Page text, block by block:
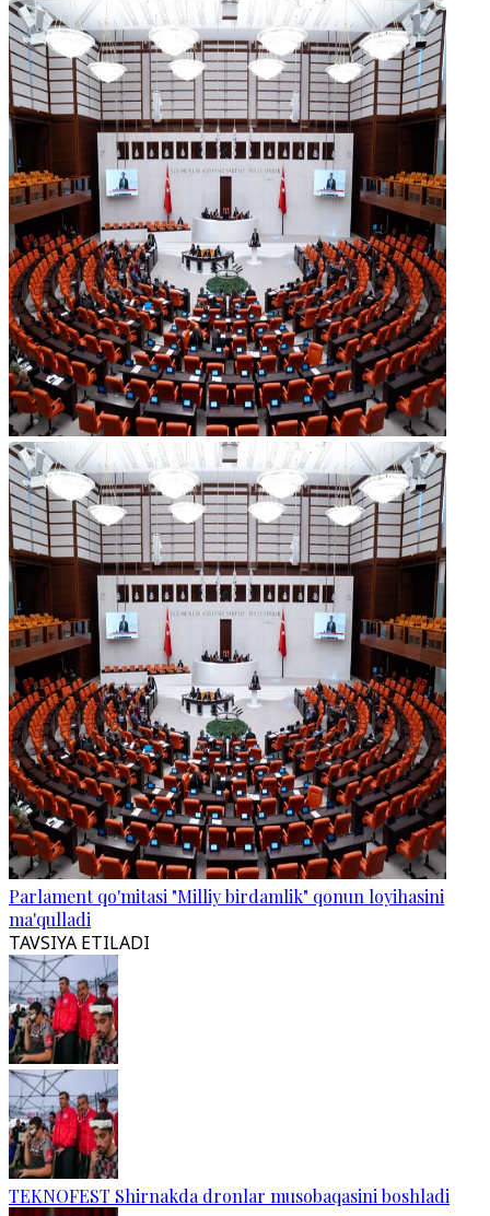
Parlament qo'mitasi "Milliy birdamlik" qonun loyihasini
ma'qulladi
TAVSIYA ETILADI
TEKNOFEST Shirnakda dronlar musobaqasini boshladi